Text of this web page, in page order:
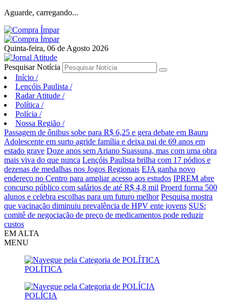
Aguarde, carregando...
Quinta-feira, 06 de Agosto 2026
Pesquisar Notícia
Início /
Lençóis Paulista /
Radar Atitude /
Política /
Polícia /
Nossa Região /
Passagem de ônibus sobe para R$ 6,25 e gera debate em Bauru
Adolescente em surto agride família e deixa pai de 69 anos em
estado grave Doze anos sem Ariano Suassuna, mas com uma obra
mais viva do que nunca Lençóis Paulista brilha com 17 pódios e
dezenas de medalhas nos Jogos Regionais EJA ganha novo
endereço no Centro para ampliar acesso aos estudos IPREM abre
concurso público com salários de até R$ 4,8 mil Proerd forma 500
alunos e celebra escolhas para um futuro melhor Pesquisa mostra
que vacinação diminuiu prevalência de HPV ente jovens SUS:
comitê de negociação de preço de medicamentos pode reduzir
custos
EM ALTA
MENU
POLÍTICA
POLÍCIA